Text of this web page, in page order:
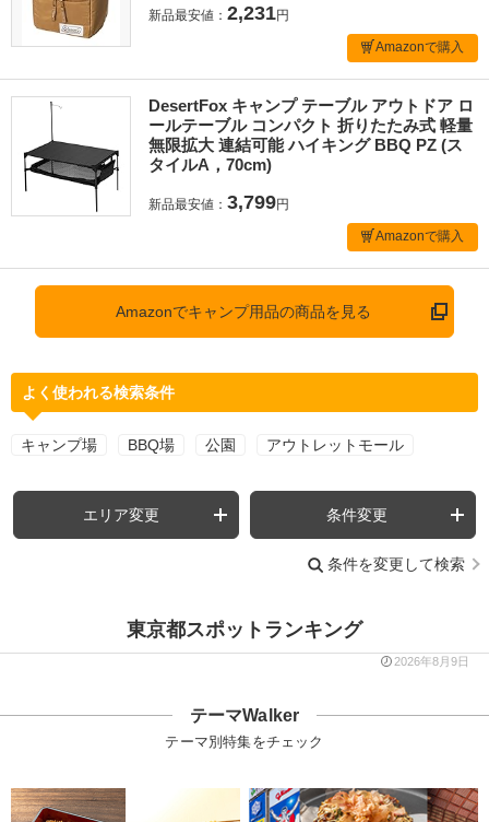
新品最安値： 2,231円
Amazonで購入
DesertFox キャンプ テーブル アウトドア ロ
ールテーブル コンパクト 折りたたみ式 軽量
無限拡大 連結可能 ハイキング BBQ PZ (ス
タイルA，70cm)
新品最安値： 3,799円
Amazonで購入
Amazonでキャンプ用品の商品を見る
よく使われる検索条件
キャンプ場 BBQ場 公園 アウトレットモール
エリア変更 条件変更
条件を変更して検索
東京都スポットランキング
2026年8月9日
テーマWalker
テーマ別特集をチェック